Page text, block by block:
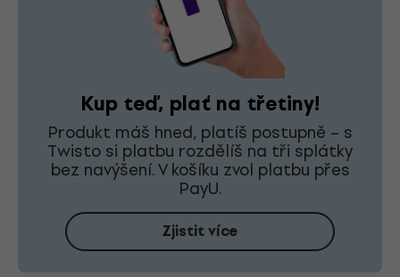
Kup teď, plať na třetiny!
Produkt máš hned, platíš postupně – s
Twisto si platbu rozdělíš na tři splátky
bez navýšení. V košíku zvol platbu přes
PayU.
Zjistit více